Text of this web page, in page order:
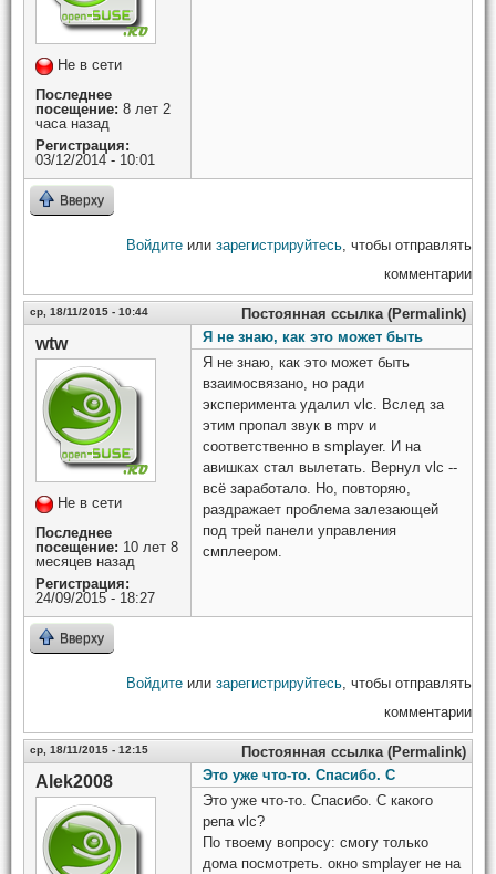
Не в сети
Последнее
посещение: 8 лет 2
часа назад
Регистрация:
03/12/2014 - 10:01
Вверху
Войдите или зарегистрируйтесь, чтобы отправлять
комментарии
ср, 18/11/2015 - 10:44 Постоянная ссылка (Permalink)
wtw
Не в сети
Последнее
посещение: 10 лет 8
месяцев назад
Регистрация:
24/09/2015 - 18:27
Я не знаю, как это может быть
Я не знаю, как это может быть
взаимосвязано, но ради
эксперимента удалил vlc. Вслед за
этим пропал звук в mpv и
соответственно в smplayer. И на
авишках стал вылетать. Вернул vlc --
всё заработало. Но, повторяю,
раздражает проблема залезающей
под трей панели управления
смплеером.
Вверху
Войдите или зарегистрируйтесь, чтобы отправлять
комментарии
ср, 18/11/2015 - 12:15 Постоянная ссылка (Permalink)
Alek2008
Это уже что-то. Спасибо. С
Это уже что-то. Спасибо. С какого
репа vlc?
По твоему вопросу: смогу только
дома посмотреть. окно smplayer не на